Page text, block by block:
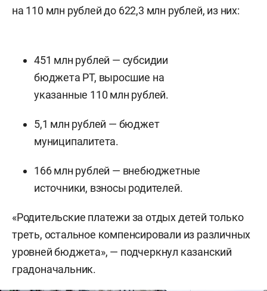
на 110 млн рублей до 622,3 млн рублей, из них:
451 млн рублей — субсидии
бюджета РТ, выросшие на
указанные 110 млн рублей.
5,1 млн рублей — бюджет
муниципалитета.
166 млн рублей — внебюджетные
источники, взносы родителей.
«Родительские платежи за отдых детей только
треть, остальное компенсировали из различных
уровней бюджета», — подчеркнул казанский
градоначальник.